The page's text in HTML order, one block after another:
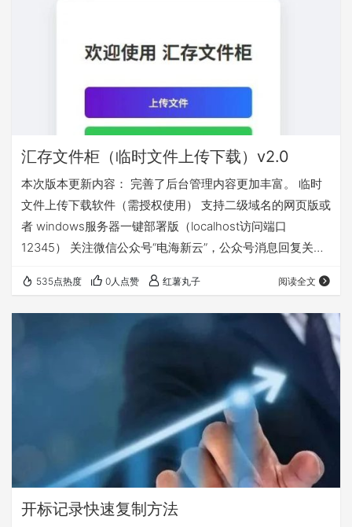
汇存文件柜（临时文件上传下载）v2.0
本次版本更新内容： 完善了后台管理内容更加丰富。 临时
文件上传下载软件（需授权使用） 支持二级域名的网页版或
者 windows服务器一键部署版（localhost访问端口
12345） 关注微信公众号“电海新云”，公众号消息回复关键
535点热度 0人点赞 红薯丸子 阅读全文
开标记录快速复制方法